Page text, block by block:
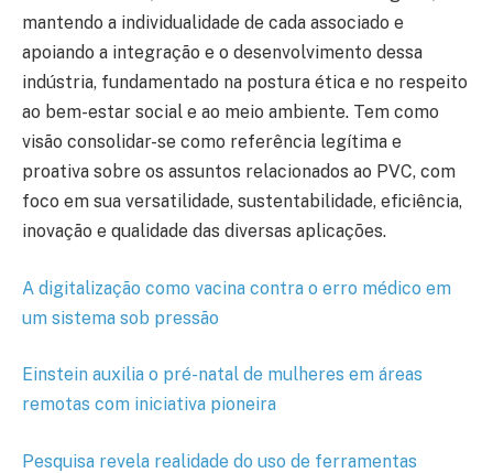
mantendo a individualidade de cada associado e
apoiando a integração e o desenvolvimento dessa
indústria, fundamentado na postura ética e no respeito
ao bem-estar social e ao meio ambiente. Tem como
visão consolidar-se como referência legítima e
proativa sobre os assuntos relacionados ao PVC, com
foco em sua versatilidade, sustentabilidade, eficiência,
inovação e qualidade das diversas aplicações.
A digitalização como vacina contra o erro médico em
um sistema sob pressão
Einstein auxilia o pré-natal de mulheres em áreas
remotas com iniciativa pioneira
Pesquisa revela realidade do uso de ferramentas